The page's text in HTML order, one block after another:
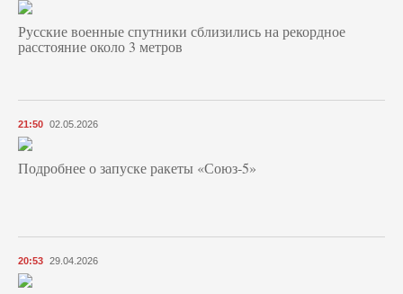
Русские военные спутники сблизились на рекордное
расстояние около 3 метров
21:50 02.05.2026
Подробнее о запуске ракеты «Союз‑5»
20:53 29.04.2026